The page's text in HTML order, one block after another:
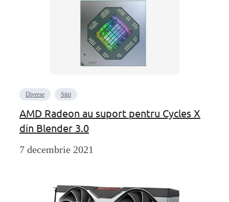
Diverse Stiri
AMD Radeon au suport pentru Cycles X
din Blender 3.0
7 decembrie 2021